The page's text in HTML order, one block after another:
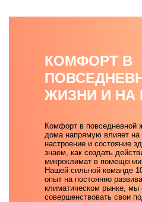
КОМФОРТ В
ЖИЗНИ И НА
Комфорт в повседневной
дома напрямую влияет на
настроение и состояние
знаем, как создать
микроклимат в
Нашей сильной команде
опыт на постоянно
климатическом рынке, мы
совершенствовать свои